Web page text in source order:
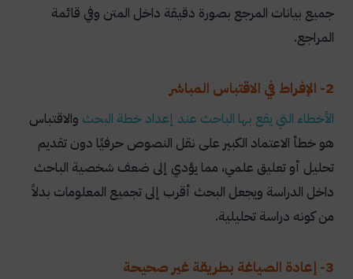
جميع بيانات المرجع بصورة دقيقة داخل المتن وفي قائمة
المراجع.
2- الإفراط في الاقتباس المباشر
الأخطاء التي يقع بها الباحث عند إعداد خطة البحث والاقتباس
هو خطأ الاعتماد الكبير على نقل النصوص حرفيًا دون تقديم
تحليل أو تعليق علمي، مما يؤدي إلى ضعف شخصية الباحث
داخل الدراسة ويجعل البحث أقرب إلى تجميع المعلومات بدلاً
من كونه دراسة تحليلية.
3- إعادة الصياغة بطريقة غير صحيحة